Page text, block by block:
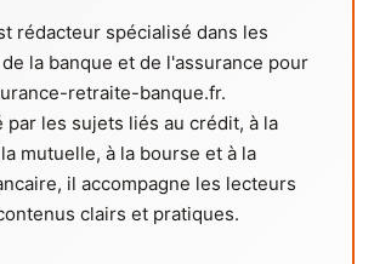
rédacteur spécialisé dans les
la banque et de l'assurance pour
retraite-banque.fr.
par les sujets liés au crédit, à la
mutuelle, à la bourse et à la
il accompagne les lecteurs
clairs et pratiques.